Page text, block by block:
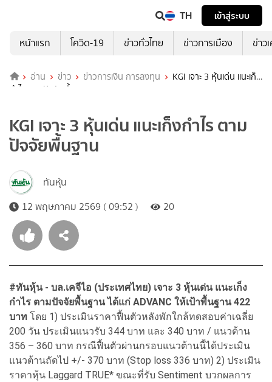
TH
เข้าสู่ระบบ
หน้าแรก
โควิด-19 ข่าวทั่วไทย ข่าวการเมือง ข่าว
อ่าน ข่าว ข่าวการเงิน การลงทุน
KGI เจาะ 3 หุ้นเด่น แนะเก็ง
กำไร ตามปัจจัยพื้นฐาน
KGI เจาะ 3 หุ้นเด่น แนะเก็งกำไร ตาม
ปัจจัยพื้นฐาน
ทันหุ้น
12 พฤษภาคม 2569 ( 09:52 )
20
#ทันหุ้น - บล.เคจีไอ (ประเทศไทย) เจาะ 3 หุ้นเด่น แนะเก็ง
กำไร ตามปัจจัยพื้นฐาน ได้แก่ ADVANC ให้เป้าพื้นฐาน 422
บาท โดย 1) ประเมินราคาฟื้นตัวหลังพักใกล้ทดสอบค่าเฉลี่ย
200 วัน ประเมินแนวรับ 344 บาท และ 340 บาท / แนวต้าน
356 – 360 บาท กรณีฟื้นตัวผ่านกรอบแนวต้านนี้ได้ประเมิน
แนวต้านถัดไป +/- 370 บาท (Stop loss 336 บาท) 2) ประเมิน
ราคาหุ้น Laggard TRUE* ขณะที่รับ Sentiment บวกผลการ